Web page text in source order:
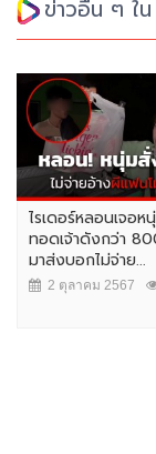
ข่าวอื่น ๆ ใ
ไรเดอร์หลอนเจอห
ทอดเจ้าดังกว่า
มาส่งบอกไม่จ่าย...
2 ตุลาคม 2567